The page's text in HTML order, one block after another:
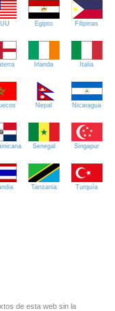
Egipto Filipinas
Irlanda Italia
Nepal Nicaragua
Senegal Singapur
Tanzania Turquía
de esta web sin la